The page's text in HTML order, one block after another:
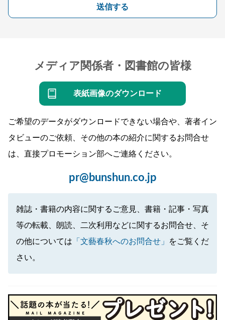
送信する
メディア関係者・図書館の皆様
表紙画像のダウンロード
ご希望のデータがダウンロードできない場合や、著者イン
タビューのご依頼、その他の本の紹介に関するお問合せ
は、直接プロモーション部へご連絡ください。
pr@bunshun.co.jp
雑誌・書籍の内容に関するご意見、書籍・記事・写真
等の転載、朗読、二次利用などに関するお問合せ、そ
の他については 「文藝春秋へのお問合せ」
をご覧くだ
さい。